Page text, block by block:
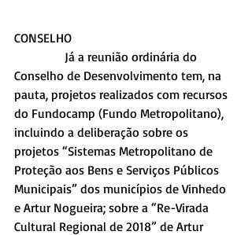
CONSELHO
Conselho de Desenvolvimento tem, na
pauta, projetos realizados com recursos
do Fundocamp (Fundo Metropolitano),
incluindo a deliberação sobre os
projetos “Sistemas Metropolitano de
Proteção aos Bens e Serviços Públicos
Municipais” dos municípios de Vinhedo
e Artur Nogueira; sobre a “Re-Virada
Cultural Regional de 2018” de Artur